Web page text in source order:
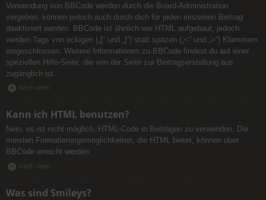
Verwendung von BBCode werden durch die Board-Administration
vergeben, können jedoch auch durch dich für jeden einzelnen Beitrag
deaktiviert werden. BBCode ist ähnlich wie HTML aufgebaut, jedoch
werden Tags von eckigen („[“ und „]“) statt spitzen („<“ und „>“) Klammern
eingeschlossen. Weitere Informationen zu BBCode findest du auf einer
speziellen Hilfe-Seite, die von der Seite zur Beitragserstellung aus
zugänglich ist.
Nach oben
Kann ich HTML benutzen?
Nein, es ist nicht möglich, HTML-Code in Beiträgen zu verwenden. Die
meisten Formatierungsmöglichkeiten, die HTML bietet, können über
BBCode erreicht werden.
Nach oben
Was sind Smileys?